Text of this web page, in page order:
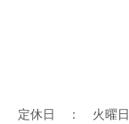
定休日 ： 火曜日